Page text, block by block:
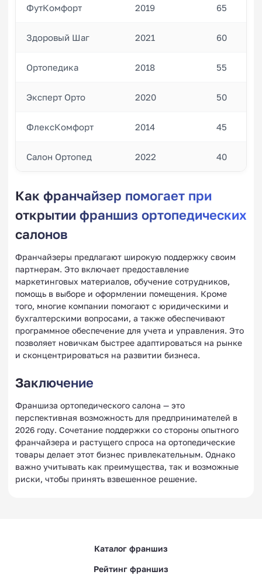
ФутКомфорт 2019 65
Здоровый Шаг 2021 60
Ортопедика 2018 55
Эксперт Орто 2020 50
ФлексКомфорт 2014 45
Салон Ортопед 2022 40
Как франчайзер помогает при
открытии франшиз ортопедических
салонов
Франчайзеры предлагают широкую поддержку своим
партнерам. Это включает предоставление
маркетинговых материалов, обучение сотрудников,
помощь в выборе и оформлении помещения. Кроме
того, многие компании помогают с юридическими и
бухгалтерскими вопросами, а также обеспечивают
программное обеспечение для учета и управления. Это
позволяет новичкам быстрее адаптироваться на рынке
и сконцентрироваться на развитии бизнеса.
Заключение
Франшиза ортопедического салона — это
перспективная возможность для предпринимателей в
2026 году. Сочетание поддержки со стороны опытного
франчайзера и растущего спроса на ортопедические
товары делает этот бизнес привлекательным. Однако
важно учитывать как преимущества, так и возможные
риски, чтобы принять взвешенное решение.
Каталог франшиз
Рейтинг франшиз